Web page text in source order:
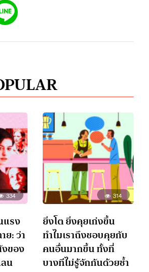
334
แรง
ย: ว่า
ของ
น
314
ยิ่งโต ยิ่งคุยเก่งขึ้น
ทำไมเราถึงชอบคุยกับ
คนอื่นมากขึ้น ทั้งที่
บางทีไม่รู้จักกันด้วยซ้ำ